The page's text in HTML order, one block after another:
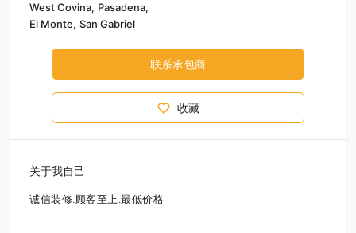
West Covina, Pasadena,
El Monte, San Gabriel
联系承包商
收藏
关于我自己
诚信装修.顾客至上.最低价格